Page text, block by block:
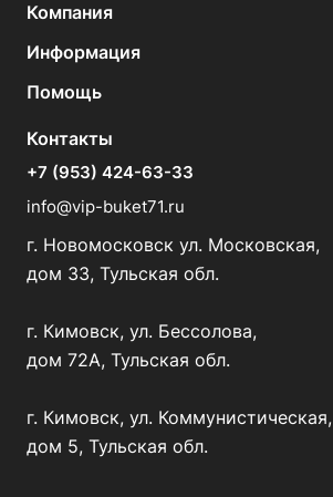
Компания
Информация
Помощь
Контакты
+7 (953) 424-63-33
info@vip-buket71.ru
г. Новомосковск ул. Московская,
дом 33, Тульская обл.
г. Кимовск, ул. Бессолова,
дом 72А, Тульская обл.
г. Кимовск, ул. Коммунистическая,
дом 5, Тульская обл.